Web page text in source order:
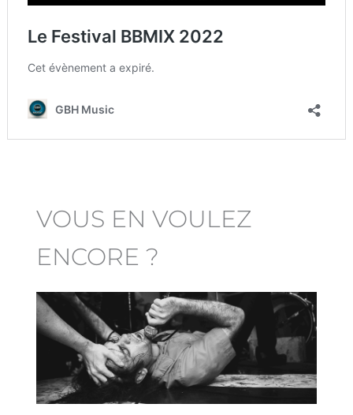
VOUS EN VOULEZ
ENCORE ?